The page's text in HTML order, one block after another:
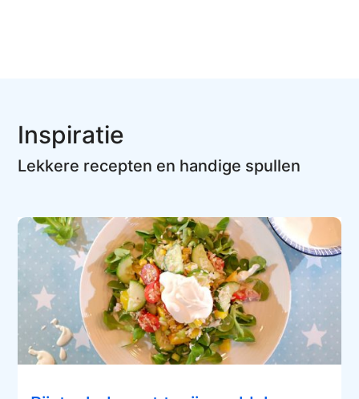
Inspiratie
Lekkere recepten en handige spullen